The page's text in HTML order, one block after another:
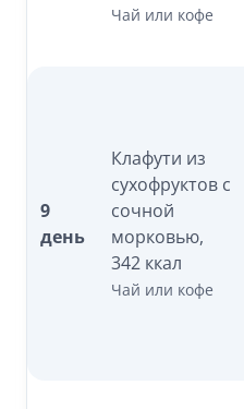
Чай или кофе
9
день
Клафути из
сухофруктов с
сочной
морковью,
342 ккал
Чай или кофе